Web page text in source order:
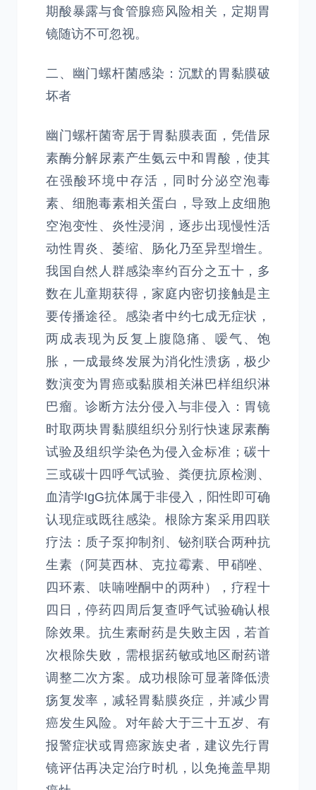
期酸暴露与食管腺癌风险相关，定期胃
镜随访不可忽视。
二、幽门螺杆菌感染：沉默的胃黏膜破
坏者
幽门螺杆菌寄居于胃黏膜表面，凭借尿
素酶分解尿素产生氨云中和胃酸，使其
在强酸环境中存活，同时分泌空泡毒
素、细胞毒素相关蛋白，导致上皮细胞
空泡变性、炎性浸润，逐步出现慢性活
动性胃炎、萎缩、肠化乃至异型增生。
我国自然人群感染率约百分之五十，多
数在儿童期获得，家庭内密切接触是主
要传播途径。感染者中约七成无症状，
两成表现为反复上腹隐痛、嗳气、饱
胀，一成最终发展为消化性溃疡，极少
数演变为胃癌或黏膜相关淋巴样组织淋
巴瘤。诊断方法分侵入与非侵入：胃镜
时取两块胃黏膜组织分别行快速尿素酶
试验及组织学染色为侵入金标准；碳十
三或碳十四呼气试验、粪便抗原检测、
血清学IgG抗体属于非侵入，阳性即可确
认现症或既往感染。根除方案采用四联
疗法：质子泵抑制剂、铋剂联合两种抗
生素（阿莫西林、克拉霉素、甲硝唑、
四环素、呋喃唑酮中的两种），疗程十
四日，停药四周后复查呼气试验确认根
除效果。抗生素耐药是失败主因，若首
次根除失败，需根据药敏或地区耐药谱
调整二次方案。成功根除可显著降低溃
疡复发率，减轻胃黏膜炎症，并减少胃
癌发生风险。对年龄大于三十五岁、有
报警症状或胃癌家族史者，建议先行胃
镜评估再决定治疗时机，以免掩盖早期